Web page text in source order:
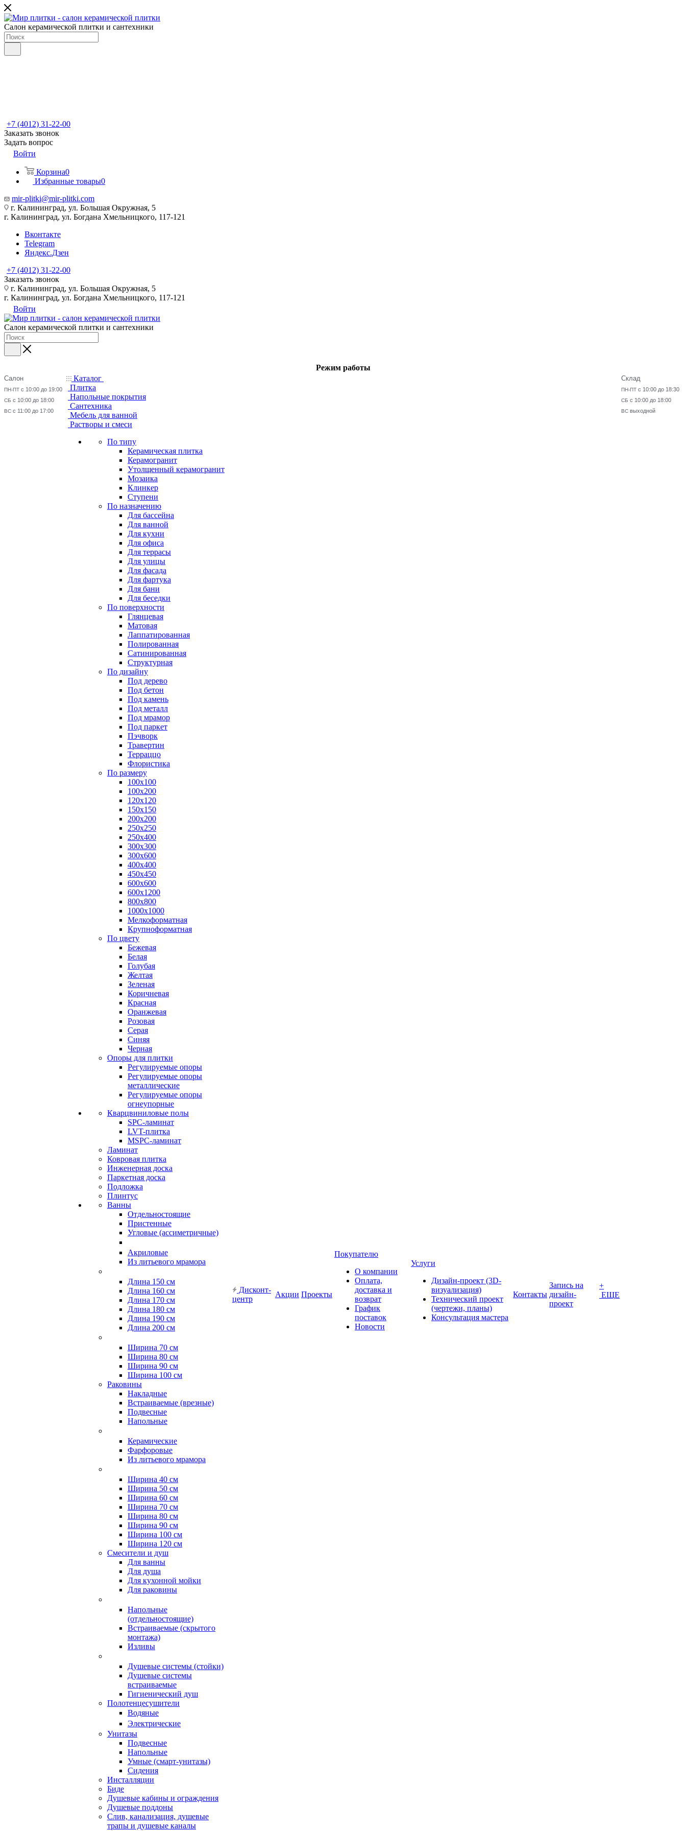
Салон керамической плитки и сантехники
+7 (4012) 31-22-00
Заказать звонок
Задать вопрос
Войти
Корзина0
Избранные товары0
mir-plitki@mir-plitki.com
г. Калининград, ул. Большая Окружная, 5
г. Калининград, ул. Богдана Хмельницкого, 117-121
Вконтакте
Telegram
Яндекс.Дзен
+7 (4012) 31-22-00
Заказать звонок
г. Калининград, ул. Большая Окружная, 5
г. Калининград, ул. Богдана Хмельницкого, 117-121
Войти
Салон керамической плитки и сантехники
Режим работы
Салон
ПН-ПТ с 10:00 до 19:00
СБ с 10:00 до 18:00
ВС с 11:00 до 17:00
Склад
ПН-ПТ с 10:00 до 18:30
СБ с 10:00 до 18:00
ВС выходной
Каталог
Плитка
Напольные покрытия
Сантехника
Мебель для ванной
Растворы и смеси
По типу
Керамическая плитка
Керамогранит
Утолщенный керамогранит
Мозаика
Клинкер
Ступени
По назначению
Для бассейна
Для ванной
Для кухни
Для офиса
Для террасы
Для улицы
Для фасада
Для фартука
Для бани
Для беседки
По поверхности
Глянцевая
Матовая
Лаппатированная
Полированная
Сатинированная
Структурная
По дизайну
Под дерево
Под бетон
Под камень
Под металл
Под мрамор
Под паркет
Пэчворк
Травертин
Терраццо
Флористика
По размеру
100х100
100х200
120х120
150х150
200х200
250х250
250х400
300х300
300х600
400х400
450х450
600х600
600х1200
800х800
1000х1000
Мелкоформатная
Крупноформатная
По цвету
Бежевая
Белая
Голубая
Желтая
Зеленая
Коричневая
Красная
Оранжевая
Розовая
Серая
Синяя
Черная
Опоры для плитки
Регулируемые опоры
Регулируемые опоры
металлические
Регулируемые опоры
огнеупорные
Кварцвиниловые полы
SPC-ламинат
LVT-плитка
MSPC-ламинат
Ламинат
Ковровая плитка
Инженерная доска
Паркетная доска
Подложка
Плинтус
Ванны
Отдельностоящие
Пристенные
Угловые (ассиметричные)
Акриловые
Из литьевого мрамора
Длина 150 см
Длина 160 см
Длина 170 см
Длина 180 см
Длина 190 см
Длина 200 см
Ширина 70 см
Ширина 80 см
Ширина 90 см
Ширина 100 см
Раковины
Накладные
Встраиваемые (врезные)
Подвесные
Напольные
Керамические
Фарфоровые
Из литьевого мрамора
Ширина 40 см
Ширина 50 см
Ширина 60 см
Ширина 70 см
Ширина 80 см
Ширина 90 см
Ширина 100 см
Ширина 120 см
Смесители и душ
Для ванны
Для душа
Для кухонной мойки
Для раковины
Напольные
(отдельностоящие)
Встраиваемые (скрытого
монтажа)
Изливы
Душевые системы (стойки)
Душевые системы
встраиваемые
Гигиенический душ
Полотенцесушители
ㅤВодяные
ㅤЭлектрические
Унитазы
Подвесные
Напольные
Умные (смарт-унитазы)
Сидения
Инсталляции
Биде
Душевые кабины и ограждения
Душевые поддоны
Слив, канализация, душевые
трапы и душевые каналы
Дисконт-
центр
Акции Проекты
Покупателю
О компании
Оплата,
доставка и
возврат
График
поставок
Новости
Услуги
Дизайн-проект (3D-
визуализация)
Технический проект
(чертежи, планы)
Консультация мастера
Контакты
Запись на
дизайн-
проект
+
ЕЩЕ